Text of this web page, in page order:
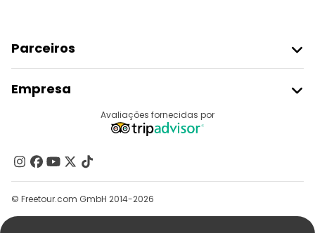
Parceiros
Registo Do Fornecedor
Programa De Afiliados
Empresa
Contacte-Nos
Grupos
Ajuda
Avaliações fornecidas por
© Freetour.com GmbH 2014-2026